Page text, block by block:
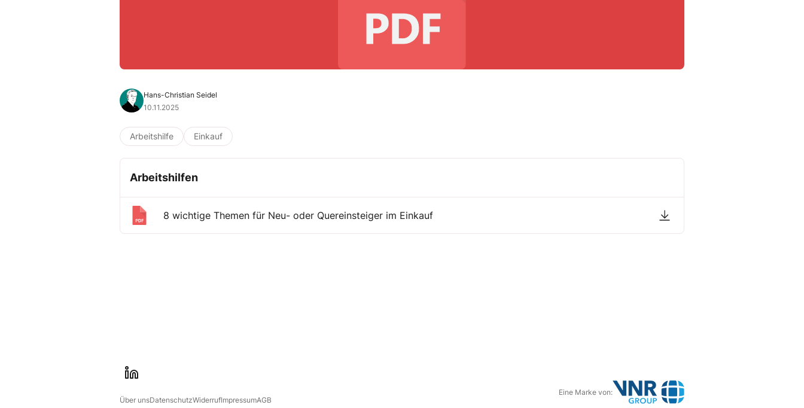
Hans-Christian Seidel
10.11.2025
Arbeitshilfe Einkauf
Arbeitshilfen
8 wichtige Themen für Neu- oder Quereinsteiger im Einkauf
i
Über unsDatenschutzWiderrufImpressumAGB
Eine Marke von: